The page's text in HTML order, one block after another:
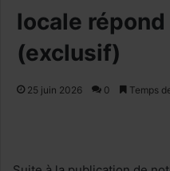
locale
(exclusif)
25 juin 2026 0 Temps